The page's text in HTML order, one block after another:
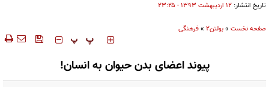
تاریخ انتشار: ۱۲ ارديبهشت ۱۳۹۳ - ۲۳:۲۵
صفحه نخست »بولتن2 »فرهنگی
‍‍‍ پ پ
پیوند اعضای بدن حیوان به انسان!